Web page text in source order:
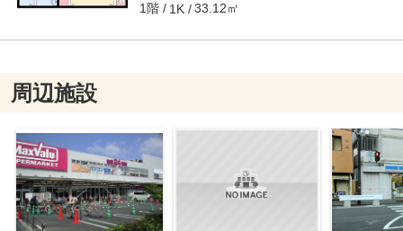
1階 1K 33.12㎡
周辺施設